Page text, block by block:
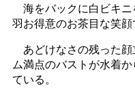
海をバックに白ビキニ
羽お得意のお茶目な笑顔
あどけなさの残った顔
ム満点のバストが水着
ている。